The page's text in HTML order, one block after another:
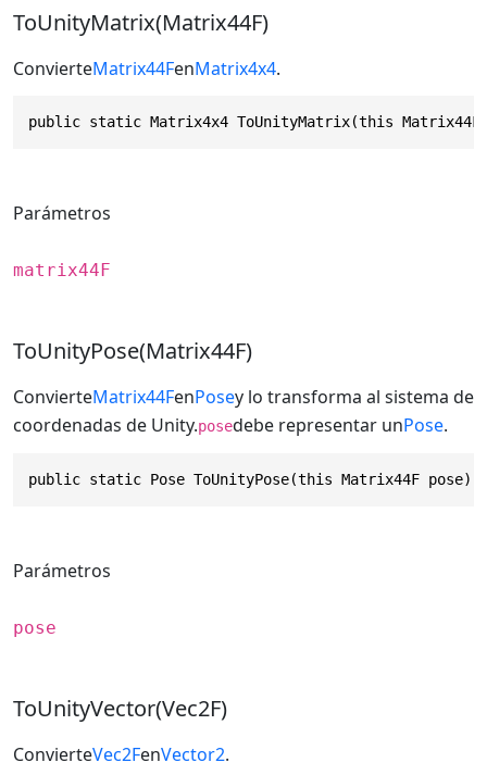
ToUnityMatrix(Matrix44F)
ConvierteMatrix44FenMatrix4x4.
public static Matrix4x4 ToUnityMatrix(this Matrix44F
Parámetros
matrix44F
ToUnityPose(Matrix44F)
ConvierteMatrix44FenPosey lo transforma al sistema de
coordenadas de Unity.posedebe representar unPose.
public static Pose ToUnityPose(this Matrix44F pose)
Parámetros
pose
ToUnityVector(Vec2F)
ConvierteVec2FenVector2.